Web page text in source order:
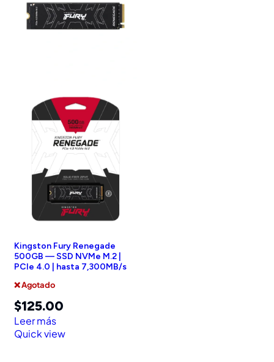
Kingston Fury Renegade
500GB — SSD NVMe M.2 |
PCIe 4.0 | hasta 7,300MB/s
❌ Agotado
$125.00
Leer más
Quick view